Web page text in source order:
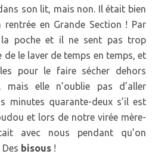
son lit, mais non. Il était bien
en Grande Section ! Par
poche et il ne sent pas trop
de le laver de temps en temps, et
pour le faire sécher dehors
mais elle n’oublie pas d’aller
minutes quarante-deux s’il est
et lors de notre virée mère-
avec nous pendant qu’on
Des bisous !